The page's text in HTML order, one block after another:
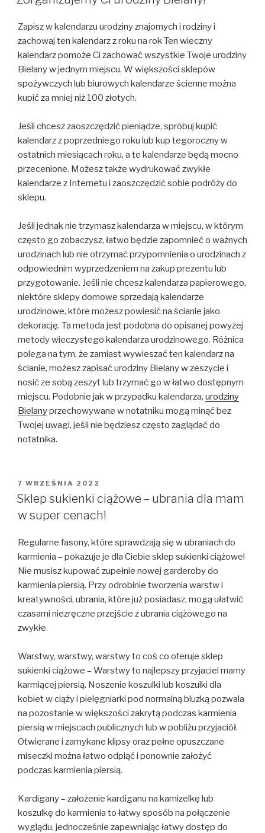
Zapisz w kalendarzu urodziny znajomych i rodziny i
zachowaj ten kalendarz z roku na rok Ten wieczny
kalendarz pomoże Ci zachować wszystkie Twoje urodziny
Bielany w jednym miejscu. W większości sklepów
spożywczych lub biurowych kalendarze ścienne można
kupić za mniej niż 100 złotych.
Jeśli chcesz zaoszczędzić pieniądze, spróbuj kupić
kalendarz z poprzedniego roku lub kup tegoroczny w
ostatnich miesiącach roku, a te kalendarze będą mocno
przecenione. Możesz także wydrukować zwykłe
kalendarze z Internetu i zaoszczędzić sobie podróży do
sklepu.
Jeśli jednak nie trzymasz kalendarza w miejscu, w którym
często go zobaczysz, łatwo będzie zapomnieć o ważnych
urodzinach lub nie otrzymać przypomnienia o urodzinach z
odpowiednim wyprzedzeniem na zakup prezentu lub
przygotowanie. Jeśli nie chcesz kalendarza papierowego,
niektóre sklepy domowe sprzedają kalendarze
urodzinowe, które możesz powiesić na ścianie jako
dekorację. Ta metoda jest podobna do opisanej powyżej
metody wieczystego kalendarza urodzinowego. Różnica
polega na tym, że zamiast wywieszać ten kalendarz na
ścianie, możesz zapisać urodziny Bielany w zeszycie i
nosić ze sobą zeszyt lub trzymać go w łatwo dostępnym
miejscu. Podobnie jak w przypadku kalendarza, urodziny
Bielanyprzechowywane w notatniku mogą minąć bez
Twojej uwagi, jeśli nie będziesz często zaglądać do
notatnika.
OPUBLIKOWANE
W
7 WRZEŚNIA 2022
Sklep sukienki ciążowe – ubrania dla mam
w super cenach!
Regularne fasony, które sprawdzają się w ubraniach do
karmienia – pokazuje je dla Ciebie sklep sukienki ciążowe!
Nie musisz kupować zupełnie nowej garderoby do
karmienia piersią. Przy odrobinie tworzenia warstw i
kreatywności, ubrania, które już posiadasz, mogą ułatwić
czasami niezręczne przejście z ubrania ciążowego na
zwykłe.
Warstwy, warstwy, warstwy to coś co oferuje sklep
sukienki ciążowe – Warstwy to najlepszy przyjaciel mamy
karmiącej piersią. Noszenie koszulki lub koszulki dla
kobiet w ciąży i pielęgniarki pod normalną bluzką pozwala
na pozostanie w większości zakrytą podczas karmienia
piersią w miejscach publicznych lub w pobliżu przyjaciół.
Otwierane i zamykane klipsy oraz pełne opuszczane
miseczki można łatwo odpiąć i ponownie założyć
podczas karmienia piersią.
Kardigany – założenie kardiganu na kamizelkę lub
koszulkę do karmienia to łatwy sposób na połączenie
wyglądu, jednocześnie zapewniając łatwy dostęp do